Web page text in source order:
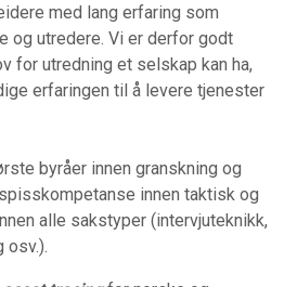
med lang erfaring som
og utredere. Vi er derfor godt
for utredning et selskap kan ha,
erfaringen til å levere tjenester
byråer innen granskning og
innen taktisk og
alle sakstyper (intervjuteknikk,